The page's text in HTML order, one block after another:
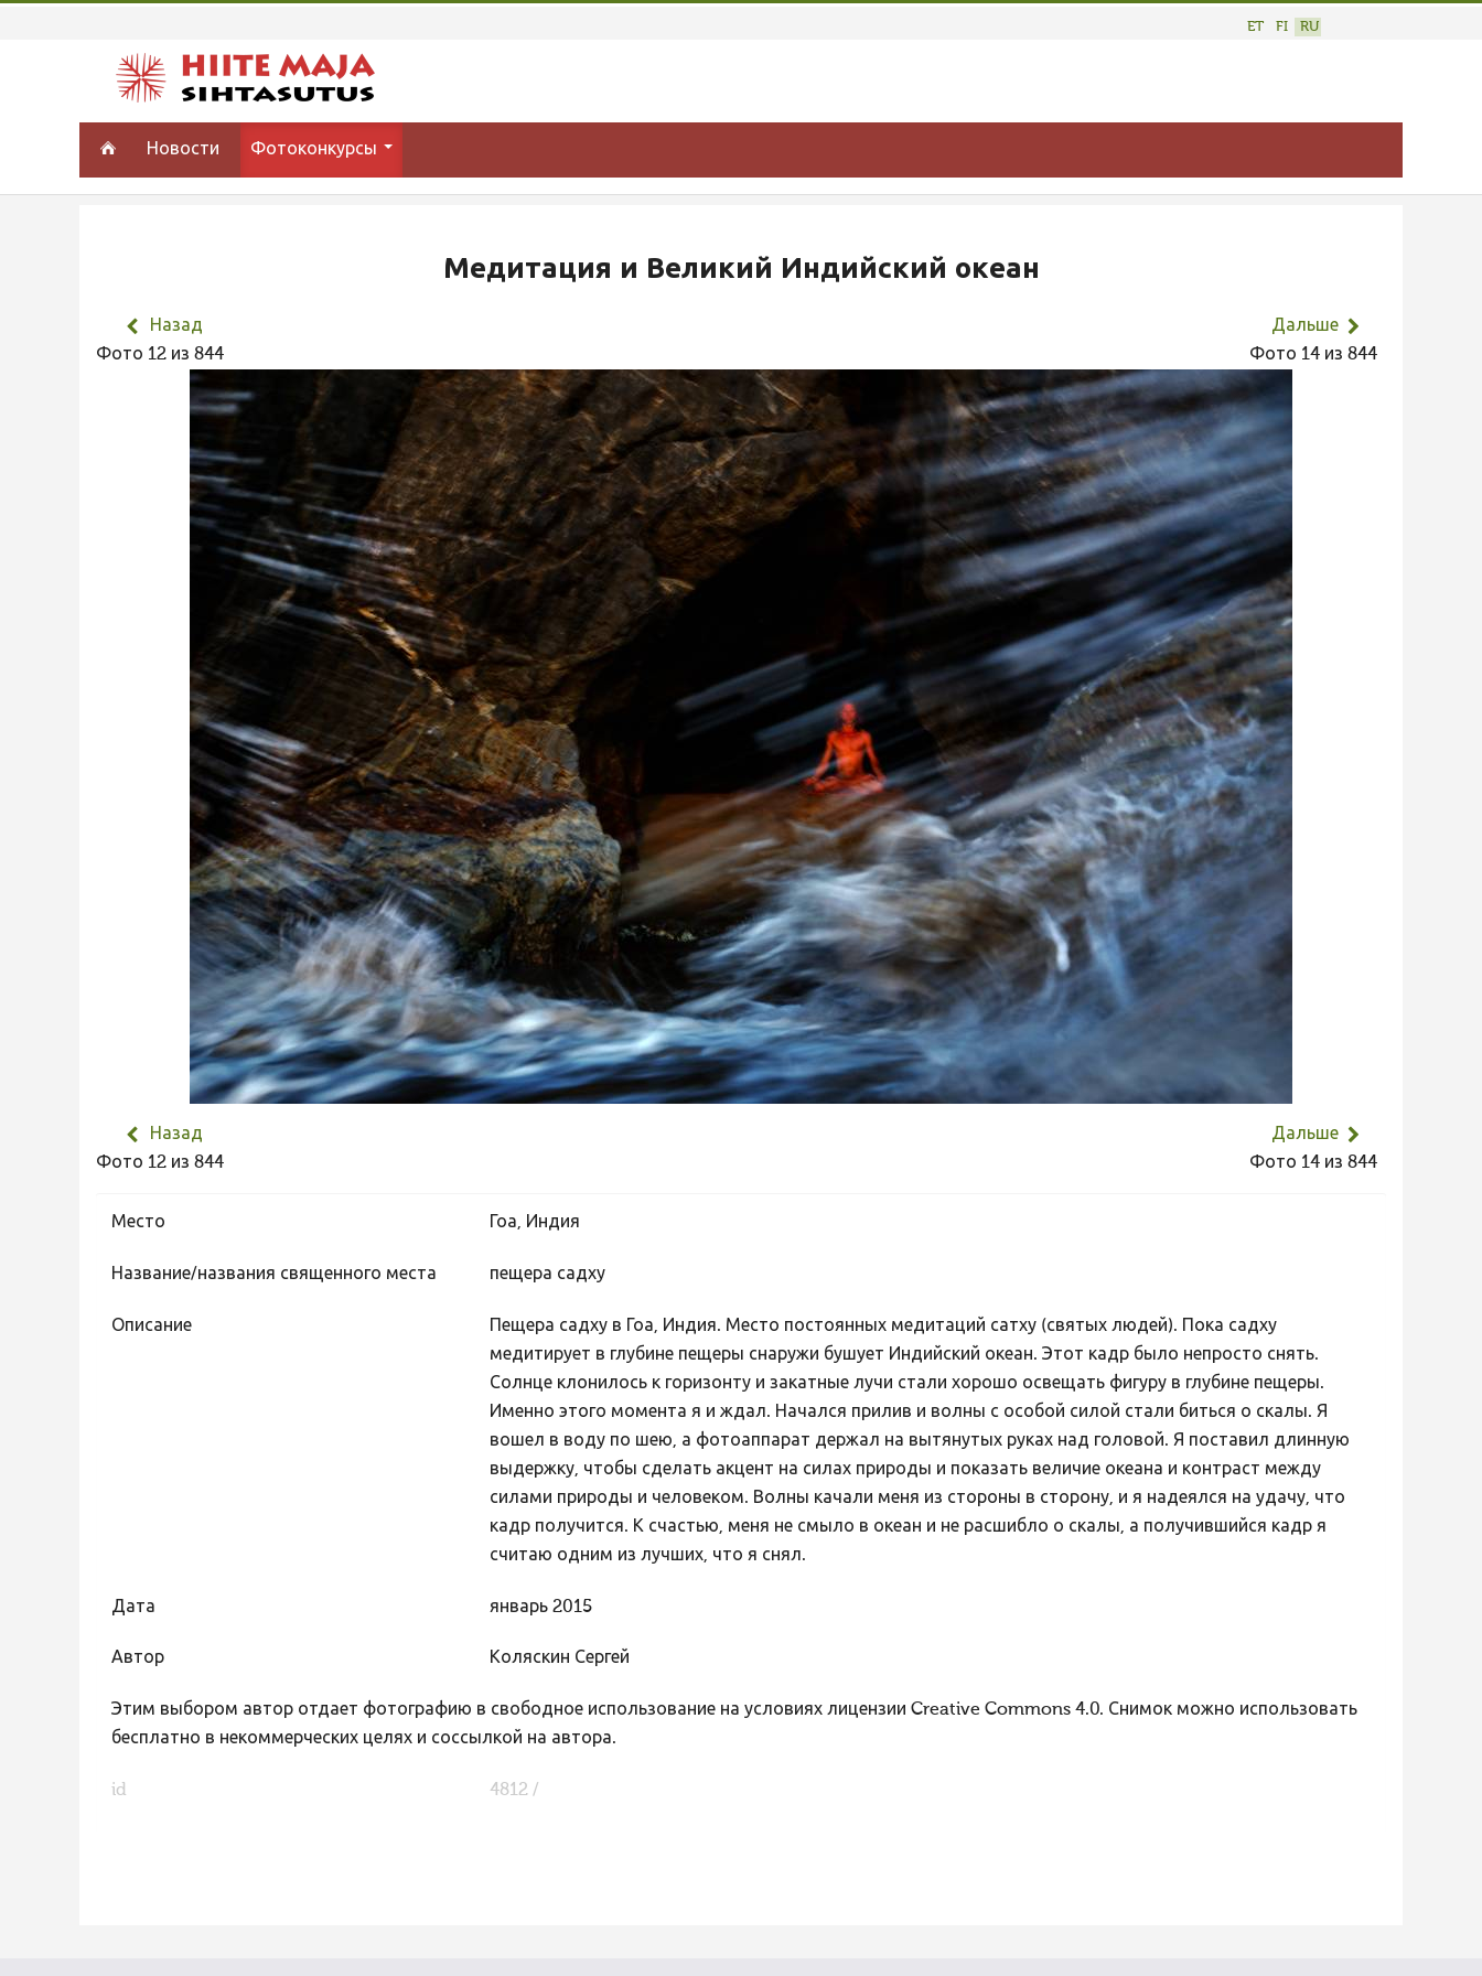
ET FI RU
Новости Фотоконкурсы
Медитация и Великий Индийский океан
Назад
Фото 12 из 844
Дальше
Фото 14 из 844
Назад
Фото 12 из 844
Дальше
Фото 14 из 844
Место Гоа, Индия
Название/названия священного места пещера садху
Описание
Пещера садху в Гоа, Индия. Место постоянных медитаций сатху (святых людей). Пока садху
медитирует в глубине пещеры снаружи бушует Индийский океан. Этот кадр было непросто снять.
Солнце клонилось к горизонту и закатные лучи стали хорошо освещать фигуру в глубине пещеры.
Именно этого момента я и ждал. Начался прилив и волны с особой силой стали биться о скалы. Я
вошел в воду по шею, а фотоаппарат держал на вытянутых руках над головой. Я поставил длинную
выдержку, чтобы сделать акцент на силах природы и показать величие океана и контраст между
силами природы и человеком. Волны качали меня из стороны в сторону, и я надеялся на удачу, что
кадр получится. К счастью, меня не смыло в океан и не расшибло о скалы, а получившийся кадр я
считаю одним из лучших, что я снял.
Дата январь 2015
Автор Коляскин Сергей
Этим выбором автор отдает фотографию в свободное использование на условиях лицензии Creative Commons 4.0. Снимок можно использовать
бесплатно в некоммерческих целях и соссылкой на автора.
id 4812 /